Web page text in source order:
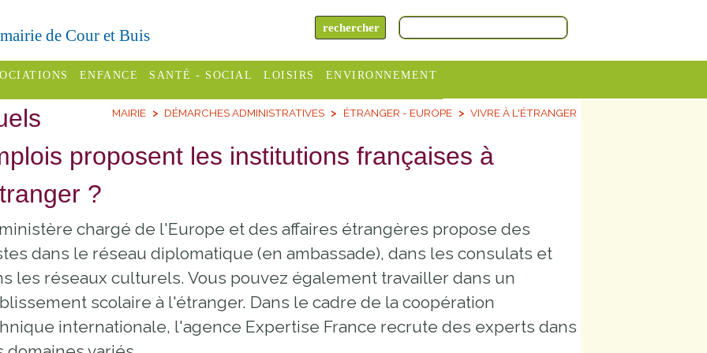
de Cour et Buis
des
Varèze
ENFANCE
Assistantes
Relais
assistante
Pôle petite
enfance
Etablissements
SANTÉ - SOCIAL
Centres
Conseil
Départemental
Le SSIAD
des Trois
LOISIRS
Cinémas
Piscines
Sélection
ENVIRONNEMENT
Horaires
Redevance
SITCOM
MAIRIE DÉMARCHES ADMINISTRATIVES ÉTRANGER - EUROPE VIVRE À L'ÉTRANGER
proposent les institutions françaises à
?
chargé de l'Europe et des affaires étrangères propose des
dans le réseau diplomatique (en ambassade), dans les consulats et
les réseaux culturels. Vous pouvez également travailler dans un
scolaire à l'étranger. Dans le cadre de la coopération
internationale, l'agence Expertise France recrute des experts dans